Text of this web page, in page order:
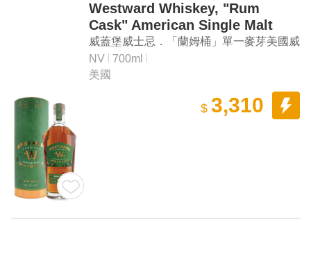
Westward Whiskey, "Rum
Cask" American Single Malt
Whiskey
威蓋堡威士忌．「蘭姆桶」單一麥芽美國威
士忌
NV
700ml
美國
$ 3,310